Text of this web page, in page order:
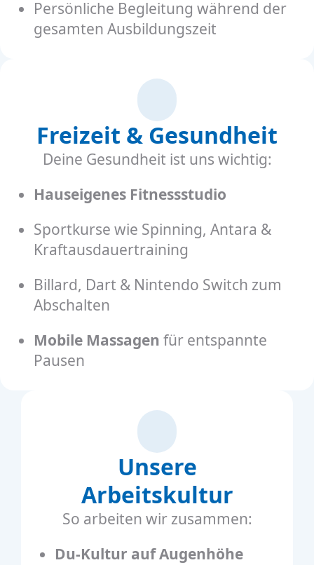
Persönliche Begleitung während der
gesamten Ausbildungszeit
Freizeit & Gesundheit
Deine Gesundheit ist uns wichtig:
Hauseigenes Fitnessstudio
Sportkurse wie Spinning, Antara &
Kraftausdauertraining
Billard, Dart & Nintendo Switch zum
Abschalten
Mobile Massagen für entspannte
Pausen
Unsere
Arbeitskultur
So arbeiten wir zusammen:
Du-Kultur auf Augenhöhe